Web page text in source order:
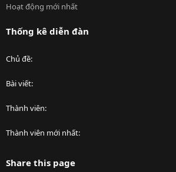
Hoạt động mới nhất
Thống kê diễn đàn
Chủ đề
Bài viết
Thành viên
Thành viên mới nhất
Share this page